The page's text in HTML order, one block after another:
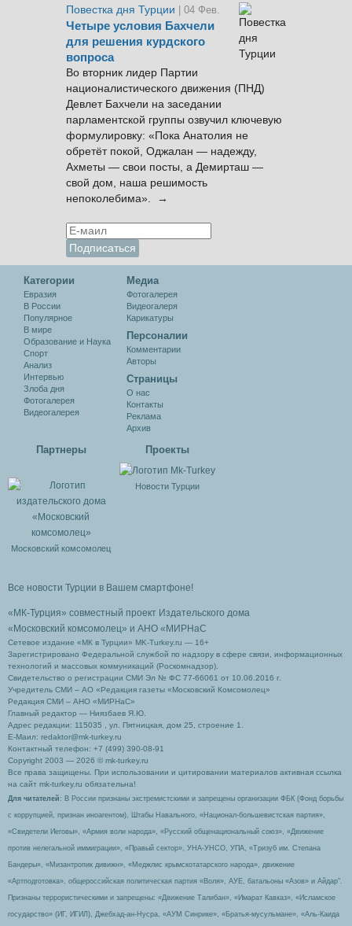
Повестка дня Турции
| 04 Фев.
Четыре условия Бахчели
для решения курдского
вопроса
Во вторник лидер Партии
националистического движения (ПНД)
Девлет Бахчели на заседании
парламентской группы озвучил ключевую
формулировку: «Пока Анатолия не
обретёт покой, Оджалан — надежду,
Ахметы — свои посты, а Демирташ —
свой дом, наша решимость
непоколебима». →
Категории
Евразия
В России
Популярное
В мире
Образование и Наука
Спорт
Анализ
Интервью
Злоба дня
Фотогалерея
Видеогалерея
Медиа
Фотогалерея
Видеогалеря
Карикатуры
Персоналии
Комментарии
Авторы
Cтраницы
О нас
Контакты
Реклама
Архив
Партнеры
Московский комсомолец
Проекты
Новости Турции
Все новости Турции в Вашем смартфоне!
«МК-Турция» совместный проект Издательского дома
«Московский комсомолец» и АНО «МИРНаС
Сетевое издание «МК в Турции» MK-Turkey.ru — 16+
Зарегистрировано Федеральной службой по надзору в сфере связи, информационных
технологий и массовых коммуникаций (Роскомнадзор).
Свидетельство о регистрации СМИ Эл № ФС 77-66061 от 10.06.2016 г.
Учредитель СМИ – АО «Редакция газеты «Московский Комсомолец»
Редакция СМИ – АНО «МИРНаС»
Главный редактор — Ниязбаев Я.Ю.
Адрес редакции: 115035 , ул. Пятницкая, дом 25, строение 1.
Е-Маил: redaktor@mk-turkey.ru
Контактный телефон: +7 (499) 390-08-91
Copyright 2003 — 2026 © mk-turkey.ru
Все права защищены. При использовании и цитировании материалов активная ссылка
на сайт mk-turkey.ru обязательна!
Для читателей : В России признаны экстремистскими и запрещены организации ФБК (Фонд борьбы
с коррупцией, признан иноагентом), Штабы Навального, «Национал-большевистская партия»,
«Свидетели Иеговы», «Армия воли народа», «Русский общенациональный союз», «Движение
против нелегальной иммиграции», «Правый сектор», УНА-УНСО, УПА, «Тризуб им. Степана
Бандеры», «Мизантропик дивижн», «Меджлис крымскотатарского народа», движение
«Артподготовка», общероссийская политическая партия «Воля», АУЕ, батальоны «Азов» и Айдар″.
Признаны террористическими и запрещены: «Движение Талибан», «Имарат Кавказ», «Исламское
государство» (ИГ, ИГИЛ), Джебхад-ан-Нусра, «АУМ Синрике», «Братья-мусульмане», «Аль-Каида